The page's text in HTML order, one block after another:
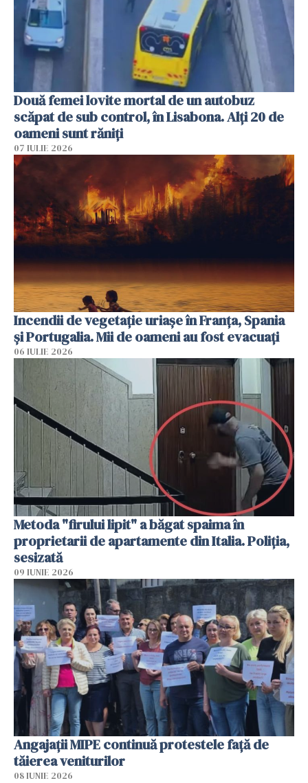
Două femei lovite mortal de un autobuz
scăpat de sub control, în Lisabona. Alți 20 de
oameni sunt răniți
07 IULIE 2026
Incendii de vegetație uriașe în Franța, Spania
și Portugalia. Mii de oameni au fost evacuați
06 IULIE 2026
Metoda "firului lipit" a băgat spaima în
proprietarii de apartamente din Italia. Poliția,
sesizată
09 IUNIE 2026
Angajaţii MIPE continuă protestele faţă de
tăierea veniturilor
08 IUNIE 2026